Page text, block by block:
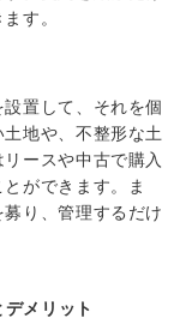
す。
置して、それを個
地や、不整形な土
ースや中古で購入
ができます。ま
り、管理するだけ
メリット